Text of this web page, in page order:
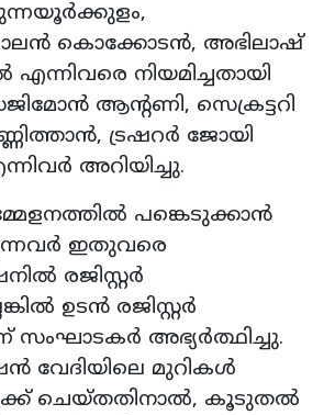
കൊക്കോടന്‍, അഭിലാഷ്
നിയമിച്ചതായി
ആന്റണി, സെക്രട്ടറി
ട്രഷറര്‍ ജോയി
അറിയിച്ചു.
പങ്കെടുക്കാന്‍
ഇതുവരെ
രജിസ്റ്റര്‍
ഉടന്‍ രജിസ്റ്റര്‍
സംഘാടകര്‍ അഭ്യര്‍ത്ഥിച്ചു.
മുറികള്‍
ചെയ്തതിനാല്‍, കൂടുതല്‍